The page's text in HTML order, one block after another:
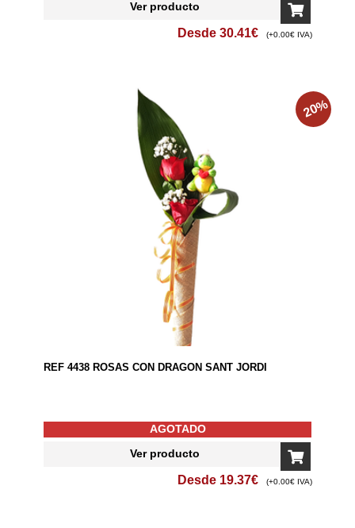
Ver producto
Desde 30.41€ (+0.00€ IVA)
20%
REF 4438 ROSAS CON DRAGON SANT JORDI
AGOTADO
Ver producto
Desde 19.37€ (+0.00€ IVA)